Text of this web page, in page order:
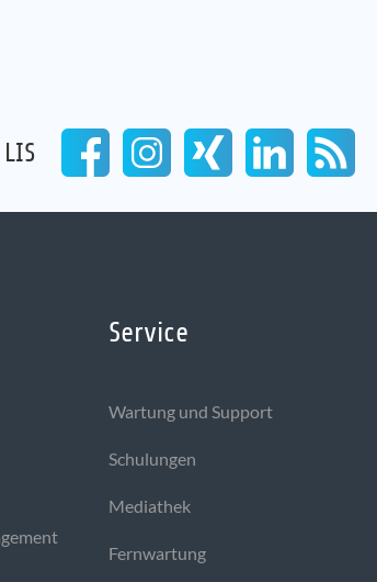
Service
Wartung und Support
Schulungen
Mediathek
Fernwartung